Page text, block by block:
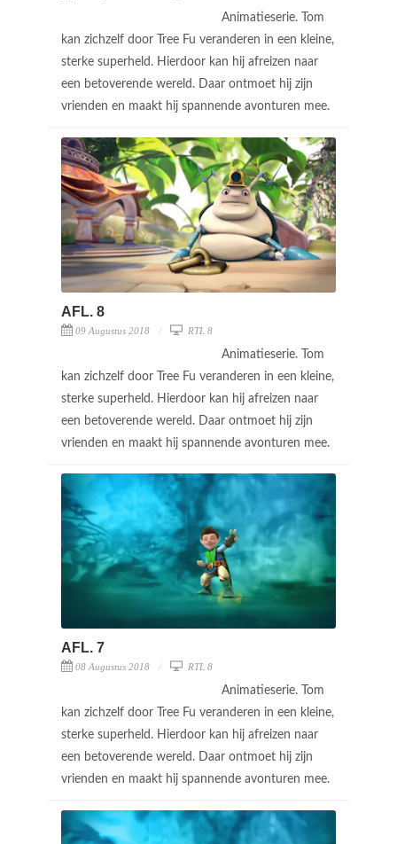
Animatieserie. Tom
kan zichzelf door Tree Fu veranderen in een kleine,
sterke superheld. Hierdoor kan hij afreizen naar
een betoverende wereld. Daar ontmoet hij zijn
vrienden en maakt hij spannende avonturen mee.
AFL. 8
09 Augustus 2018 RTL 8
Animatieserie. Tom
kan zichzelf door Tree Fu veranderen in een kleine,
sterke superheld. Hierdoor kan hij afreizen naar
een betoverende wereld. Daar ontmoet hij zijn
vrienden en maakt hij spannende avonturen mee.
AFL. 7
08 Augustus 2018 RTL 8
Animatieserie. Tom
kan zichzelf door Tree Fu veranderen in een kleine,
sterke superheld. Hierdoor kan hij afreizen naar
een betoverende wereld. Daar ontmoet hij zijn
vrienden en maakt hij spannende avonturen mee.